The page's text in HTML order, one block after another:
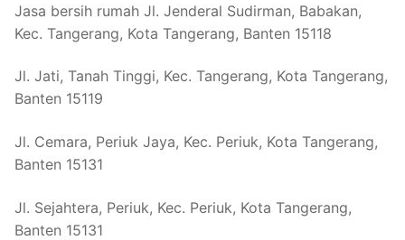
Jasa bersih rumah Jl. Jenderal Sudirman, Babakan,
Kec. Tangerang, Kota Tangerang, Banten 15118
Jl. Jati, Tanah Tinggi, Kec. Tangerang, Kota Tangerang,
Banten 15119
Jl. Cemara, Periuk Jaya, Kec. Periuk, Kota Tangerang,
Banten 15131
Jl. Sejahtera, Periuk, Kec. Periuk, Kota Tangerang,
Banten 15131